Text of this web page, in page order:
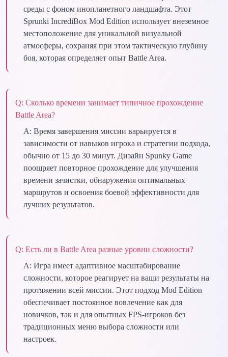
среды с фоном инопланетного ландшафта. Этот
Sprunki IncrediBox Mod Edition использует внеземное
местоположение для уникальной визуальной
атмосферы, сохраняя при этом тактическую глубину
боя, которая определяет опыт Battle Area.
Q: Сколько времени занимает типичное прохождение
Battle Area?
A: Время завершения миссии варьируется в
зависимости от навыков игрока и стратегии подхода,
обычно от 15 до 30 минут. Дизайн Spunky Game
поощряет повторное прохождение для улучшения
времени зачистки, обнаружения оптимальных
маршрутов и освоения боевой эффективности для
лучших результатов.
Q: Есть ли в Battle Area разные уровни сложности?
A: Игра имеет адаптивное масштабирование
сложности, которое реагирует на ваши результаты на
протяжении всей миссии. Этот подход Mod Edition
обеспечивает постоянное вовлечение как для
новичков, так и для опытных FPS-игроков без
традиционных меню выбора сложности или
настроек.